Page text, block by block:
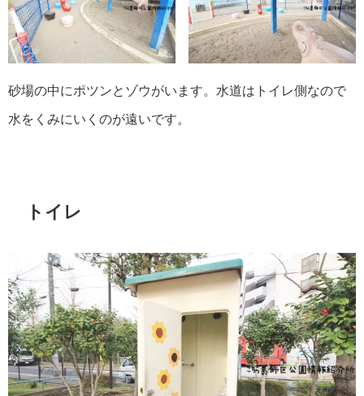
砂場の中にポツンとゾウがいます。水道はトイレ側なので
水をくみにいくのが遠いです。
トイレ